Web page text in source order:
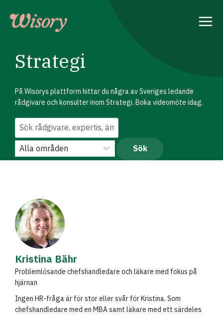
content
Strategi
På Wisorys plattform hittar du några av Sveriges ledande
rådgivare och konsulter inom Strategi. Boka videomöte idag.
Kristina Bähr
Problemlösande chefshandledare och läkare med fokus på
hjärnan
Ingen HR-fråga är för stor eller svår för Kristina. Som
chefshandledare med en MBA samt läkare med ett särdeles